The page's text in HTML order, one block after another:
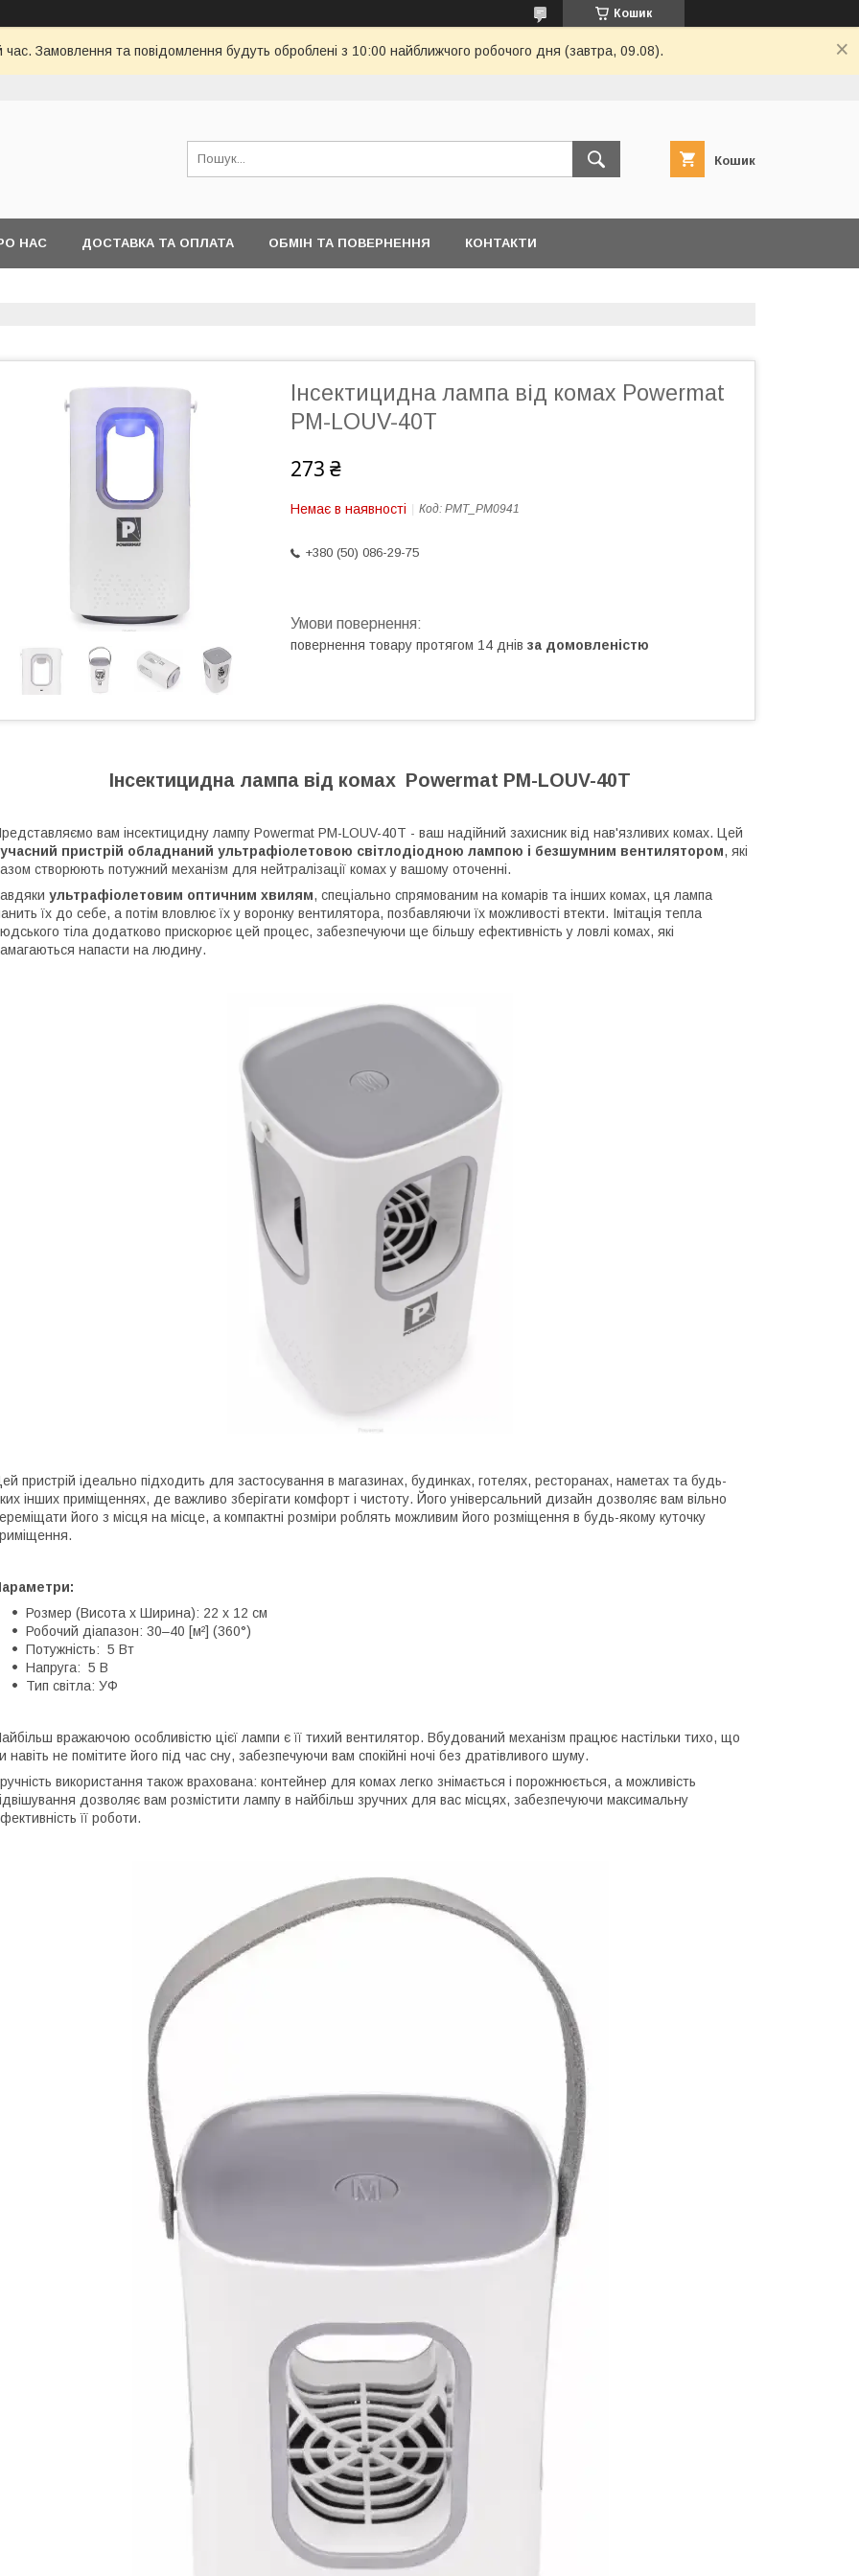
Кошик
час. Замовлення та повідомлення будуть оброблені з 10:00 найближчого робочого дня (завтра, 09.08).
Кошик
НАС ДОСТАВКА ТА ОПЛАТА ОБМІН ТА ПОВЕРНЕННЯ КОНТАКТИ
Інсектицидна лампа від комах Powermat
PM-LOUV-40T
273 ₴
Немає в наявності Код: PMT_PM0941
+380 (50) 086-29-75
повернення товару протягом 14 днів за домовленістю
Інсектицидна лампа від комах Powermat PM-LOUV-40T
вам інсектицидну лампу Powermat PM-LOUV-40T - ваш надійний захисник від нав'язливих комах. Цей
пристрій обладнаний ультрафіолетовою світлодіодною лампою і безшумним вентилятором, які
створюють потужний механізм для нейтралізації комах у вашому оточенні.
ультрафіолетовим оптичним хвилям, спеціально спрямованим на комарів та інших комах, ця лампа
їх до себе, а потім вловлює їх у воронку вентилятора, позбавляючи їх можливості втекти. Імітація тепла
тіла додатково прискорює цей процес, забезпечуючи ще більшу ефективність у ловлі комах, які
напасти на людину.
пристрій ідеально підходить для застосування в магазинах, будинках, готелях, ресторанах, наметах та будь-
інших приміщеннях, де важливо зберігати комфорт і чистоту. Його універсальний дизайн дозволяє вам вільно
його з місця на місце, а компактні розміри роблять можливим його розміщення в будь-якому куточку
Розмер (Висота х Ширина): 22 х 12 см
Робочий діапазон: 30–40 [м²] (360°)
Потужність: 5 Вт
Напруга: 5 В
Тип світла: УФ
вражаючою особливістю цієї лампи є її тихий вентилятор. Вбудований механізм працює настільки тихо, що
навіть не помітите його під час сну, забезпечуючи вам спокійні ночі без дратівливого шуму.
використання також врахована: контейнер для комах легко знімається і порожнюється, а можливість
дозволяє вам розмістити лампу в найбільш зручних для вас місцях, забезпечуючи максимальну
її роботи.